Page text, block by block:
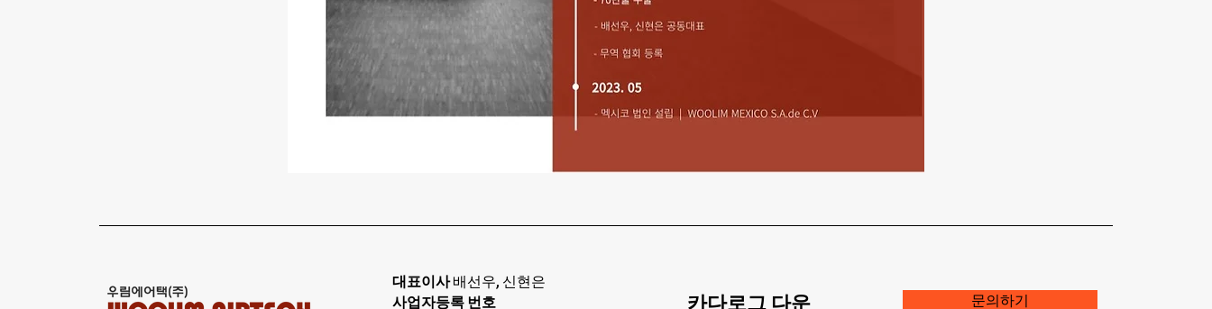
대표이사배선우, 신현은
사업자등록 번호
카다로그 다운 문의하기